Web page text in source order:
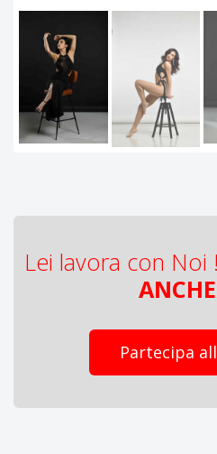
Lei lavora con Noi
Partecipa